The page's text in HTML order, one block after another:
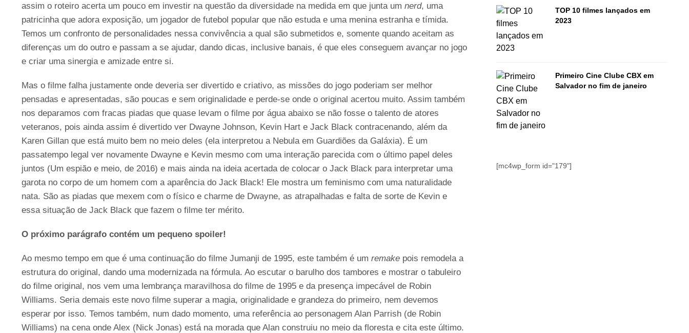
assim o roteiro acerta um pouco em investir na questão da diversidade na medida em que junta um nerd, uma
patricinha que adora exposição, um jogador de futebol popular que não estuda e uma menina estranha e tímida.
Temos um confronto de personalidades nessa convivência a qual são submetidos e, somente quando aceitam as
diferenças um do outro e passam a se ajudar, dando dicas, inclusive banais, é que eles conseguem avançar no jogo
e criar uma sinergia e amizade entre si.
Mas o filme falha justamente onde deveria ser divertido e criativo, as missões do jogo poderiam ser melhor
pensadas e apresentadas, são poucas e sem originalidade e perde-se onde o original acertou muito. Assim também
nos deparamos com fracas piadas que quase levam o filme por água abaixo se não fosse o talento de atores
veteranos, pois ainda assim é divertido ver Dwayne Johnson, Kevin Hart e Jack Black contracenando, além da
Karen Gillan que está muito bem no meio deles (ela interpretou a Nebula em Guardiões da Galáxia). É um
passatempo legal ver novamente Dwayne e Kevin mesmo com uma interação parecida com o último papel deles
juntos (Um espião e meio, de 2016) e mais ainda na ideia acertada de colocar o Jack Black para interpretar uma
garota no corpo de um homem com a aparência do Jack Black! Ele mostra um feminismo com uma naturalidade
nata. São as piadas que mexem com o físico e charme de Dwayne, as atrapalhadas e falta de sorte de Kevin e
essa situação de Jack Black que fazem o filme ter mérito.
O próximo parágrafo contém um pequeno spoiler!
Ao mesmo tempo em que é uma continuação do filme Jumanji de 1995, este também é um remake pois remodela a
estrutura do original, dando uma modernizada na fórmula. Ao escutar o barulho dos tambores e mostrar o tabuleiro
do filme original, nos vem uma lembrança maravilhosa do filme de 1995 e da presença impecável de Robin
Williams. Seria demais este novo filme superar a magia, originalidade e grandeza do primeiro, nem devemos
esperar por isso. Temos também, num dado momento, uma referência ao personagem Alan Parrish (de Robin
Williams) na cena onde Alex (Nick Jonas) está na morada que Alan construiu no meio da floresta e cita este último.
TOP 10 filmes lançados em
2023
Primeiro Cine Clube CBX em
Salvador no fim de janeiro
[mc4wp_form id="179"]